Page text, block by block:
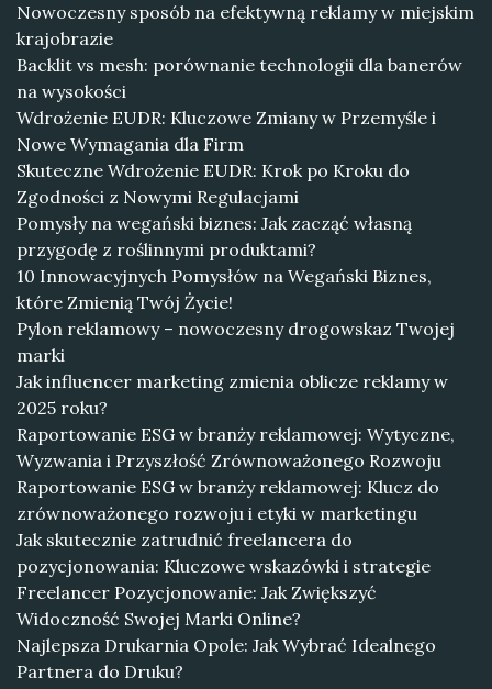
Nowoczesny sposób na efektywną reklamy w miejskim
krajobrazie
Backlit vs mesh: porównanie technologii dla banerów
na wysokości
Wdrożenie EUDR: Kluczowe Zmiany w Przemyśle i
Nowe Wymagania dla Firm
Skuteczne Wdrożenie EUDR: Krok po Kroku do
Zgodności z Nowymi Regulacjami
Pomysły na wegański biznes: Jak zacząć własną
przygodę z roślinnymi produktami?
10 Innowacyjnych Pomysłów na Wegański Biznes,
które Zmienią Twój Życie!
Pylon reklamowy – nowoczesny drogowskaz Twojej
marki
Jak influencer marketing zmienia oblicze reklamy w
2025 roku?
Raportowanie ESG w branży reklamowej: Wytyczne,
Wyzwania i Przyszłość Zrównoważonego Rozwoju
Raportowanie ESG w branży reklamowej: Klucz do
zrównoważonego rozwoju i etyki w marketingu
Jak skutecznie zatrudnić freelancera do
pozycjonowania: Kluczowe wskazówki i strategie
Freelancer Pozycjonowanie: Jak Zwiększyć
Widoczność Swojej Marki Online?
Najlepsza Drukarnia Opole: Jak Wybrać Idealnego
Partnera do Druku?